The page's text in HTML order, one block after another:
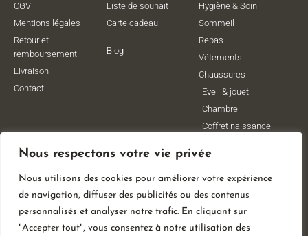
Nous respectons votre vie privée
Nous utilisons des cookies pour améliorer votre expérience
de navigation, diffuser des publicités ou des contenus
personnalisés et analyser notre trafic. En cliquant sur
"Accepter tout", vous consentez à notre utilisation des
CGV
Mentions légales
Retour et
remboursement
Livraison
Contact
Liste de souhait
Carte cadeau
Blog
Hygiène & Soin
Sommeil
Repas
Vêtements
Chaussures
Eveil & jouet
Chambre
Coffret naissance
Vêtements de
grossesse
Lithothérapie
Poussettes